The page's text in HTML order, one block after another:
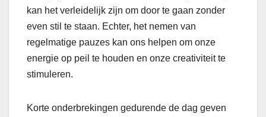
kan het verleidelijk zijn om door te gaan zonder
even stil te staan. Echter, het nemen van
regelmatige pauzes kan ons helpen om onze
energie op peil te houden en onze creativiteit te
stimuleren.
Korte onderbrekingen gedurende de dag geven